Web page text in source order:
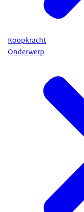
Koopkracht
Onderwerp